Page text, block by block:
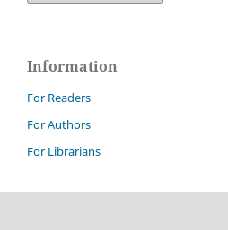
Information
For Readers
For Authors
For Librarians